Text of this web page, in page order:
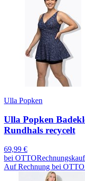
Ulla Popken
Ulla Popken
Rundhals recycelt
69,99 €
bei OTTORechnungskauf
Auf Rechnung bei OTTO